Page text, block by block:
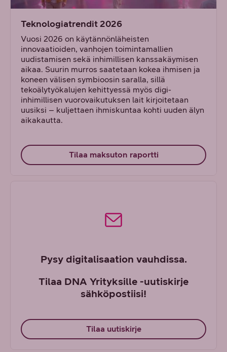
Teknologiatrendit 2026
Vuosi 2026 on käytännönläheisten
innovaatioiden, vanhojen toimintamallien
uudistamisen sekä inhimillisen kanssakäymisen
aikaa. Suurin murros saatetaan kokea ihmisen ja
koneen välisen symbioosin saralla, sillä
tekoälytyökalujen kehittyessä myös digi-
inhimillisen vuorovaikutuksen lait kirjoitetaan
uusiksi – kuljettaen ihmiskuntaa kohti uuden älyn
aikakautta.
Tilaa maksuton raportti
Pysy digitalisaation vauhdissa.
Tilaa DNA Yrityksille -uutiskirje
sähköpostiisi!
Tilaa uutiskirje